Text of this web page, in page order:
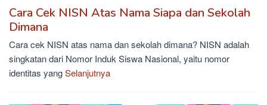
Cara Cek NISN Atas Nama Siapa dan Sekolah
Dimana
Cara cek NISN atas nama dan sekolah dimana? NISN adalah
singkatan dari Nomor Induk Siswa Nasional, yaitu nomor
identitas yangSelanjutnya